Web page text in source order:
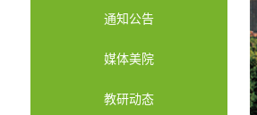
通知公告
媒体美院
教研动态